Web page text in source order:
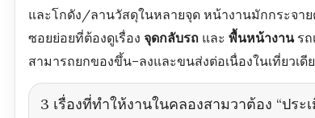
และโกดัง/ลานวัสดุในหลายจุด หน้างานมักกระจา
ซอยย่อยที่ต้องดูเรื่อง จุดกลับรถและ พื้นหน้างานรถ
สามารถยกของขึ้น–ลงและขนส่งต่อเนื่องในเที่ยวเดี
3 เรื่องที่ทำให้งานในคลองสามวาต้อง “ประ